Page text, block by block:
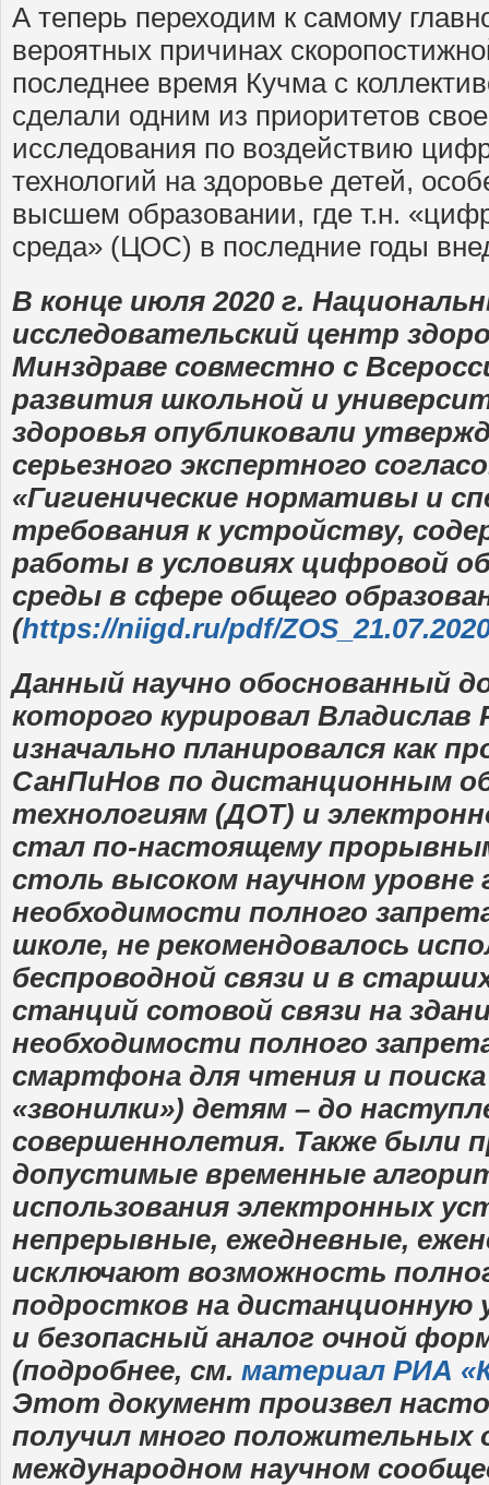
А теперь переходим к самому
вероятных причинах
последнее время Кучма с
сделали одним из приоритетов
исследования по воздействию
технологий на здоровье детей,
высшем образовании, где т.н.
среда» (ЦОС) в последние годы
В конце июля 2020 г.
исследовательский центр
Минздраве совместно с
развития школьной и
здоровья опубликовали
серьезного экспертного
«Гигиенические нормативы и
требования к устройству,
работы в условиях цифровой
среды в сфере общего
(https://niigd.ru/pdf/
Данный научно обоснованный
которого курировал Владислав
изначально планировался как
СанПиНов по дистанционным
технологиям (ДОТ) и
стал по-настоящему
столь высоком научном уровне
необходимости полного
школе, не рекомендовалось
беспроводной связи и в
станций сотовой связи на
необходимости полного
смартфона для чтения и
«звонилки») детям – до
совершеннолетия. Также были
допустимые временные
использования электронных
непрерывные, ежедневные,
исключают возможность
подростков на дистанционную
и безопасный аналог очной
(подробнее, см. материал РИА
Этот документ произвел
получил много положительных
международном научном